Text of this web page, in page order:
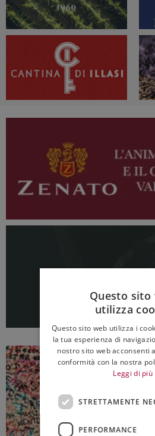
Questo sito
utilizza
Questo sito web utilizza i
la tua esperienza di
nostro sito web acconsenti
conformità con la nostra
Leggi di più
STRETTAMENTE
PERFORMANCE